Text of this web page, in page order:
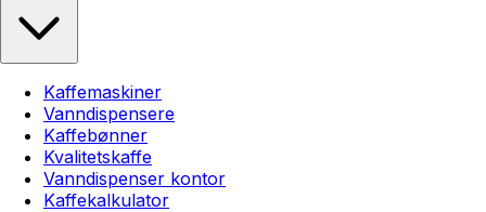
Kaffemaskiner
Vanndispensere
Kaffebønner
Kvalitetskaffe
Vanndispenser kontor
Kaffekalkulator